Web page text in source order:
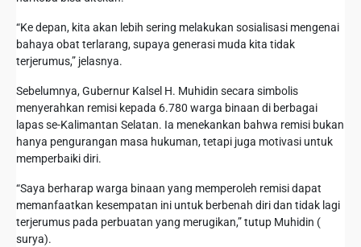
“Ke depan, kita akan lebih sering melakukan sosialisasi mengenai
bahaya obat terlarang, supaya generasi muda kita tidak
terjerumus,” jelasnya.
Sebelumnya, Gubernur Kalsel H. Muhidin secara simbolis
menyerahkan remisi kepada 6.780 warga binaan di berbagai
lapas se-Kalimantan Selatan. Ia menekankan bahwa remisi bukan
hanya pengurangan masa hukuman, tetapi juga motivasi untuk
memperbaiki diri.
“Saya berharap warga binaan yang memperoleh remisi dapat
memanfaatkan kesempatan ini untuk berbenah diri dan tidak lagi
terjerumus pada perbuatan yang merugikan,” tutup Muhidin (
surya).